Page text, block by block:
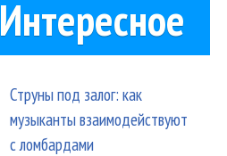
Интересное
Струны под залог: как
музыканты взаимодействуют
с ломбардами